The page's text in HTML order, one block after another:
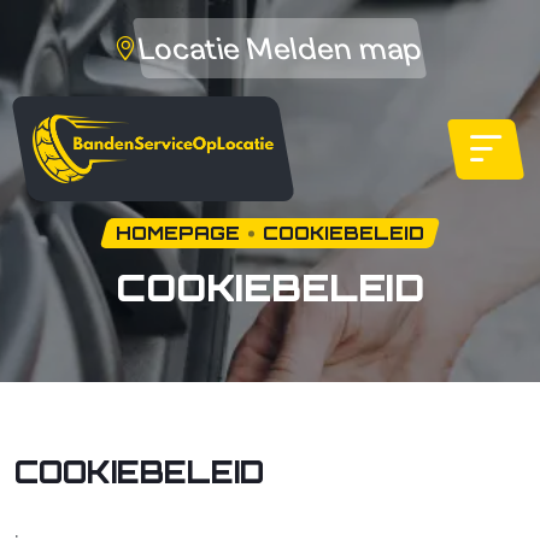
Locatie Melden map
HOMEPAGE COOKIEBELEID
COOKIEBELEID
COOKIEBELEID
.